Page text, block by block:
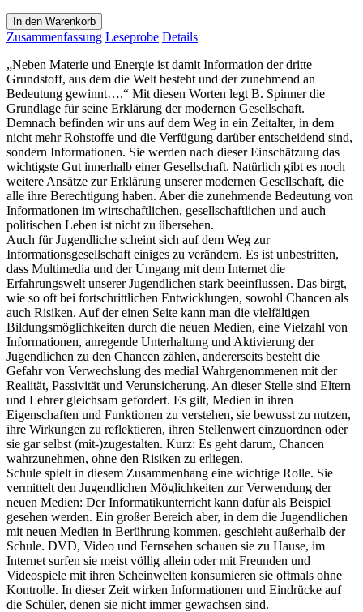
In den Warenkorb
Zusammenfassung Leseprobe Details
„Neben Materie und Energie ist damit Information der dritte
Grundstoff, aus dem die Welt besteht und der zunehmend an
Bedeutung gewinnt….“ Mit diesen Worten legt B. Spinner die
Grundlage für seine Erklärung der modernen Gesellschaft.
Demnach befinden wir uns auf dem Weg in ein Zeitalter, in dem
nicht mehr Rohstoffe und die Verfügung darüber entscheidend sind,
sondern Informationen. Sie werden nach dieser Einschätzung das
wichtigste Gut innerhalb einer Gesellschaft. Natürlich gibt es noch
weitere Ansätze zur Erklärung unserer modernen Gesellschaft, die
alle ihre Berechtigung haben. Aber die zunehmende Bedeutung von
Informationen im wirtschaftlichen, gesellschaftlichen und auch
politischen Leben ist nicht zu übersehen.
Auch für Jugendliche scheint sich auf dem Weg zur
Informationsgesellschaft einiges zu verändern. Es ist unbestritten,
dass Multimedia und der Umgang mit dem Internet die
Erfahrungswelt unserer Jugendlichen stark beeinflussen. Das birgt,
wie so oft bei fortschrittlichen Entwicklungen, sowohl Chancen als
auch Risiken. Auf der einen Seite kann man die vielfältigen
Bildungsmöglichkeiten durch die neuen Medien, eine Vielzahl von
Informationen, anregende Unterhaltung und Aktivierung der
Jugendlichen zu den Chancen zählen, andererseits besteht die
Gefahr von Verwechslung des medial Wahrgenommenen mit der
Realität, Passivität und Verunsicherung. An dieser Stelle sind Eltern
und Lehrer gleichsam gefordert. Es gilt, Medien in ihren
Eigenschaften und Funktionen zu verstehen, sie bewusst zu nutzen,
ihre Wirkungen zu reflektieren, ihren Stellenwert einzuordnen oder
sie gar selbst (mit-)zugestalten. Kurz: Es geht darum, Chancen
wahrzunehmen, ohne den Risiken zu erliegen.
Schule spielt in diesem Zusammenhang eine wichtige Rolle. Sie
vermittelt den Jugendlichen Möglichkeiten zur Verwendung der
neuen Medien: Der Informatikunterricht kann dafür als Beispiel
gesehen werden. Ein großer Bereich aber, in dem die Jugendlichen
mit neuen Medien in Berührung kommen, geschieht außerhalb der
Schule. DVD, Video und Fernsehen schauen sie zu Hause, im
Internet surfen sie meist völlig allein oder mit Freunden und
Videospiele mit ihren Scheinwelten konsumieren sie oftmals ohne
Kontrolle. In dieser Zeit wirken Informationen und Eindrücke auf
die Schüler, denen sie nicht immer gewachsen sind.